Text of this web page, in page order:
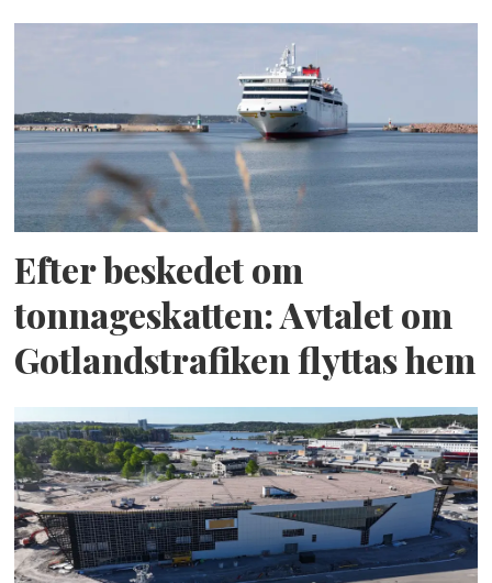
Efter beskedet om
tonnageskatten: Avtalet om
Gotlandstrafiken flyttas hem